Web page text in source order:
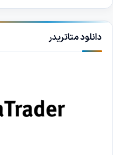
دانلود متاتریدر